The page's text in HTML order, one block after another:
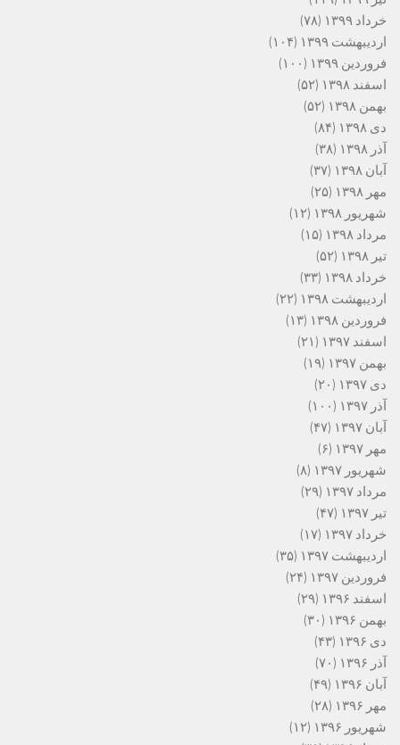
خرداد ۱۳۹۹
(۷۸)
اردیبهشت ۱۳۹۹
(۱۰۴)
فروردین ۱۳۹۹
(۱۰۰)
اسفند ۱۳۹۸
(۵۲)
بهمن ۱۳۹۸
(۵۲)
دی ۱۳۹۸
(۸۴)
آذر ۱۳۹۸
(۳۸)
آبان ۱۳۹۸
(۳۷)
مهر ۱۳۹۸
(۲۵)
شهریور ۱۳۹۸
(۱۲)
مرداد ۱۳۹۸
(۱۵)
تیر ۱۳۹۸
(۵۲)
خرداد ۱۳۹۸
(۳۳)
اردیبهشت ۱۳۹۸
(۲۲)
فروردین ۱۳۹۸
(۱۳)
اسفند ۱۳۹۷
(۲۱)
بهمن ۱۳۹۷
(۱۹)
دی ۱۳۹۷
(۲۰)
آذر ۱۳۹۷
(۱۰۰)
آبان ۱۳۹۷
(۴۷)
مهر ۱۳۹۷
(۶)
شهریور ۱۳۹۷
(۸)
مرداد ۱۳۹۷
(۲۹)
تیر ۱۳۹۷
(۴۷)
خرداد ۱۳۹۷
(۱۷)
اردیبهشت ۱۳۹۷
(۳۵)
فروردین ۱۳۹۷
(۲۴)
اسفند ۱۳۹۶
(۲۹)
بهمن ۱۳۹۶
(۳۰)
دی ۱۳۹۶
(۴۳)
آذر ۱۳۹۶
(۷۰)
آبان ۱۳۹۶
(۴۹)
مهر ۱۳۹۶
(۲۸)
شهریور ۱۳۹۶
(۱۲)